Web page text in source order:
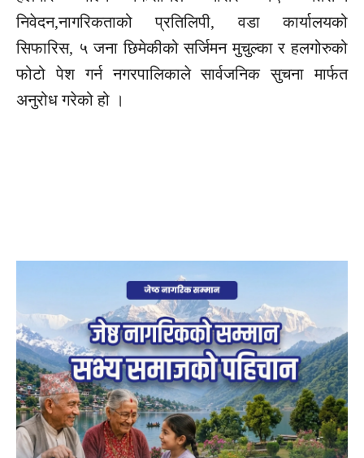
निवेदन,नागरिकताको
प्रतिलिपी, वडा कार्यालयको
सिफारिस, ५ जना छिमेकीकोसर्जिमनमुचुल्का र हलगोरुको
फोटो पेश गर्न नगरपालिकाले सार्वजनिकसुचना मार्फत
अनुरोध गरेको हो ।